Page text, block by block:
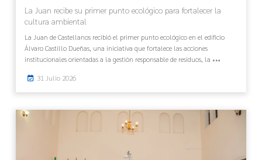
La Juan recibe su primer punto ecológico para fortalecer la
cultura ambiental
La Juan de Castellanos recibió el primer punto ecológico en el edificio
Álvaro Castillo Dueñas, una iniciativa que fortalece las acciones
institucionales orientadas a la gestión responsable de residuos, la
31 Julio 2026